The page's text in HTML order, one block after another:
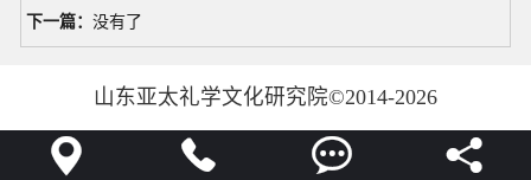
下一篇： 没有了
山东亚太礼学文化研究院©2014-2026
   